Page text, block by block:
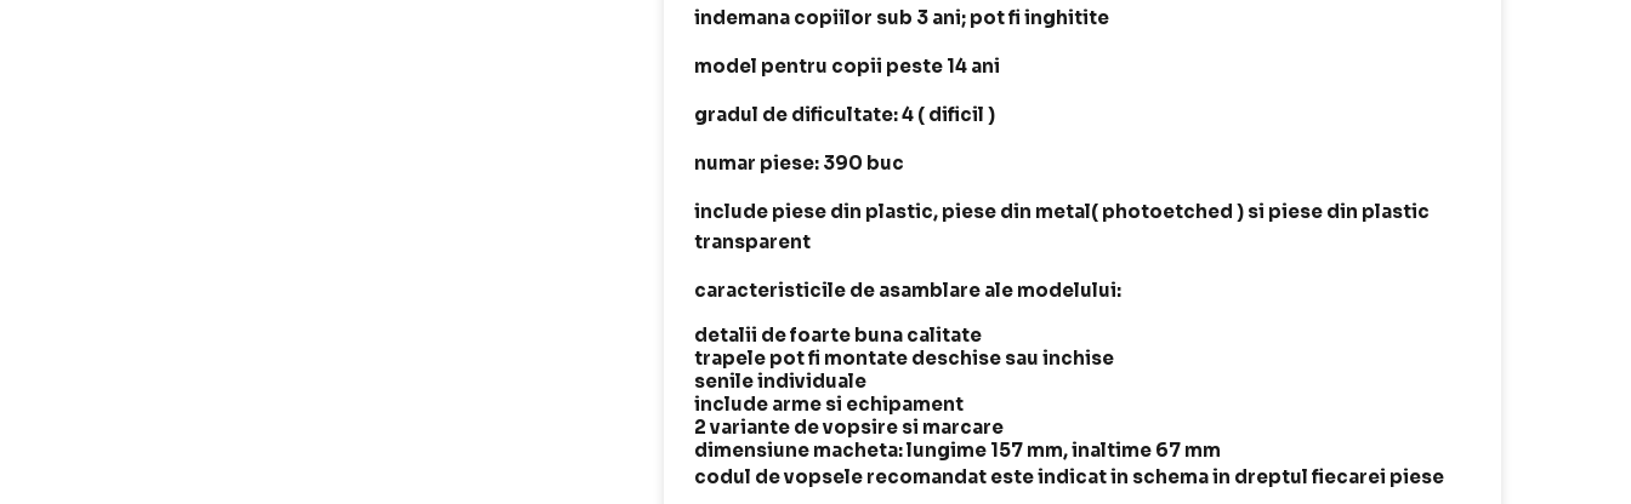
indemana copiilor sub 3 ani; pot fi inghitite
model pentru copii peste 14 ani
gradul de dificultate: 4 ( dificil )
numar piese: 390 buc
include piese din plastic, piese din metal( photoetched ) si piese din plastic
transparent
caracteristicile de asamblare ale modelului:
detalii de foarte buna calitate
trapele pot fi montate deschise sau inchise
senile individuale
include arme si echipament
2 variante de vopsire si marcare
dimensiune macheta:lungime 157 mm, inaltime 67 mm
codul de vopsele recomandat este indicat in schema in dreptul fiecarei piese